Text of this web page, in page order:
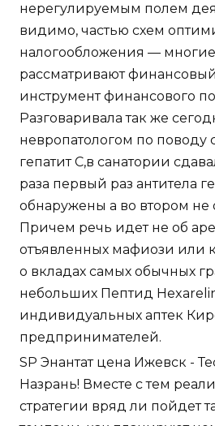
нерегулируемым полем
видимо, частью схем
налогообложения —
рассматривают
инструмент финансового
Разговаривала так же
невропатологом по поводу
гепатит С,в санатории
раза первый раз антитела
обнаружены а во втором не
Причем речь идет не об
отъявленных мафиози или
о вкладах самых обычных
небольших Пептид
индивидуальных аптек
предпринимателей.
SP Энантат цена Ижевск -
Назрань! Вместе с тем
стратегии вряд ли пойдет